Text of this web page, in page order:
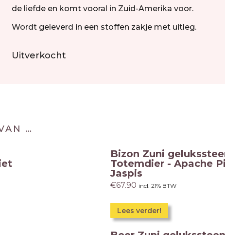
de liefde en komt vooral in Zuid-Amerika voor.
Wordt geleverd in een stoffen zakje met uitleg.
Uitverkocht
…
Bizon Zuni
Totemdier - Apache
Jaspis
€67.90 incl. 21% BTW
Lees verder!